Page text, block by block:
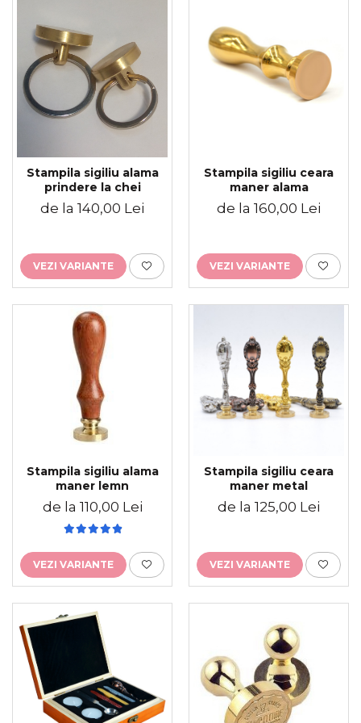
Brelocuri gravate
Stampila sigiliu alama
prindere la chei
de la 140,00 Lei
VEZI VARIANTE
Stampila sigiliu ceara
maner alama
de la 160,00 Lei
VEZI VARIANTE
Stampila sigiliu alama
maner lemn
de la 110,00 Lei
VEZI VARIANTE
Stampila sigiliu ceara
maner metal
de la 125,00 Lei
VEZI VARIANTE